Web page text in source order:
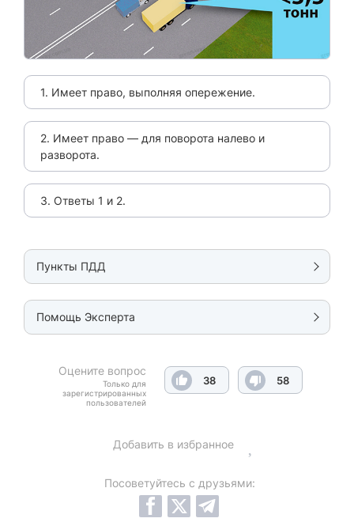
1. Имеет право, выполняя опережение.
2. Имеет право — для поворота налево и
разворота.
3. Ответы 1 и 2.
Пункты ПДД
Помощь Эксперта
Оцените вопрос
Только для
зарегистрированных
пользователей
38 58
Добавить в избранное
Посоветуйтесь с друзьями: